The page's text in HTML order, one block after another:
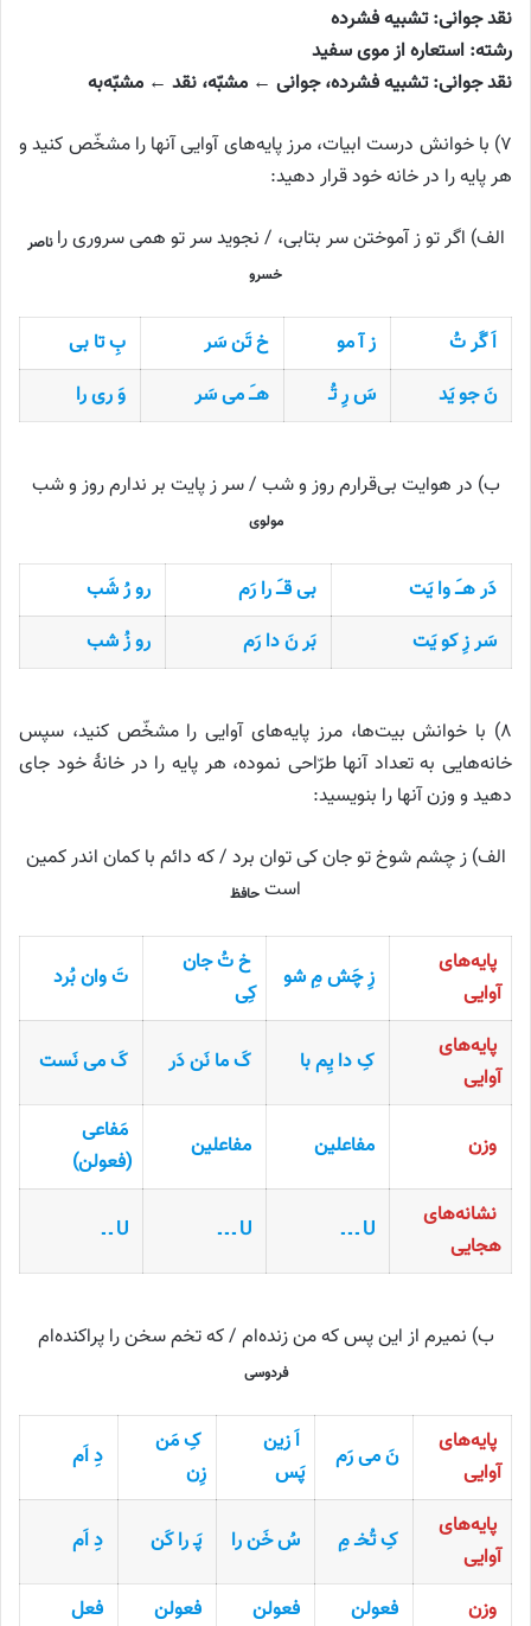
نقد جوانی: تشبیه فشرده
رشته: استعاره از موی سفید
نقد جوانی: تشبیه فشرده، جوانی ← مشبّه، نقد ← مشبّه‌به
۷) با خوانش درست ابیات، مرز پایه‌های آوایی آنها را مشخّص کنید و
هر پایه را در خانه خود قرار دهید:
الف) اگر تو ز آموختن سر بتابی، / نجوید سر تو همی سروری راناصر
خسرو
اَ گَر تُ ز آ مو خ تَن سَر
بِ تا بی
نَ جو یَد
سَ رِ تُـ هـَ می سَر وَ ری را
ب) در هوایت بی‌قرارم روز و شب / سر ز پایت بر ندارم روز و شب
مولوی
دَر هـَ وا یَت بی قـَ را رَم
رو رُ شَب
سَر زِ کو یَت
بَر نَ دا رَم رو زُ شب
۸) با خوانش بیت‌ها، مرز پایه‌های آوایی را مشخّص کنید، سپس
خانه‌هایی به تعداد آنها طرّاحی نموده، هر پایه را در خانهٔ خود جای
دهید و وزن آنها را بنویسید:
الف) ز چشم شوخ تو جان کی توان برد / که دائم با کمان اندر کمین
است حافظ
پایه‌های
آوایی
زِ چَش مِ شو
خ تُ جان
کِی
تَ وان بُرد
پایه‌های
آوایی
کِ دا یِم با کَ ما نَن دَر کَ می نَست
وزن مفاعلین مفاعلین
مَفاعی
(فعولن)
نشانه‌های
هجایی
U ـ ـ ـ U ـ ـ ـ U ـ ـ
ب) نمیرم از این پس که من زنده‌ام / که تخم سخن را پراکنده‌ام
فردوسی
پایه‌های
آوایی
نَ می رَم
اَ زین
پَس
کِ مَن
زِن
دِ اَم
پایه‌های
آوایی
کِ تُخـ مِ سُ خَن را پَـ را کَن دِ اَم
وزن فعولن فعولن فعولن
فعل